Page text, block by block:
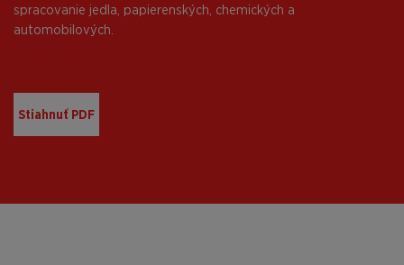
spracovanie jedla, papierenských, chemických a
automobilových.
Stiahnuť PDF